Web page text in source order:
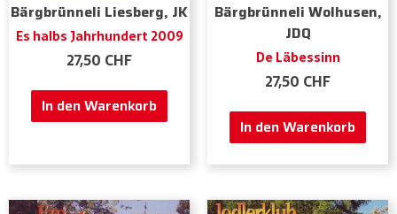
Bärgbrünneli Liesberg, JK
Es halbs Jahrhundert 2009
27,50 CHF
In den Warenkorb
Bärgbrünneli Wolhusen,
JDQ
De Läbessinn
27,50 CHF
In den Warenkorb